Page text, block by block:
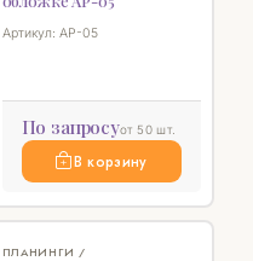
Артикул: AP-05
По запросуот 50 шт.
В корзину
ПЛАНИНГИ /